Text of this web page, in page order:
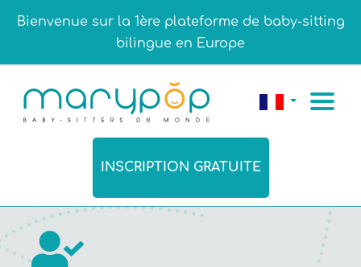
Bienvenue sur la 1ère plateforme de baby-sitting
bilingue en Europe
INSCRIPTION GRATUITE